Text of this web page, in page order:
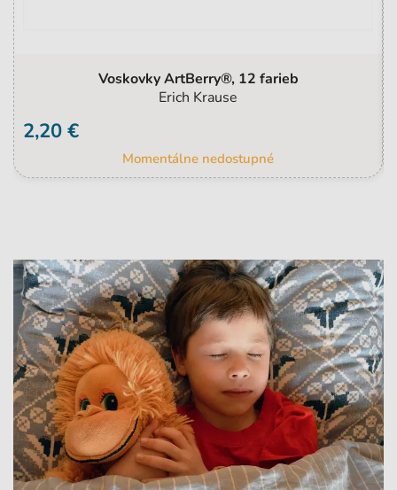
Voskovky ArtBerry®, 12 farieb
Erich Krause
2,20 €
Momentálne nedostupné